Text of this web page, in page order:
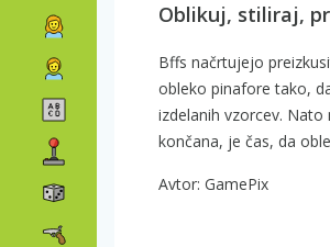
Oblikuj, stiliraj,
Bffs načrtujejo
obleko pinafore tako,
izdelanih vzorcev.
končana, je čas, da
Avtor: GamePix